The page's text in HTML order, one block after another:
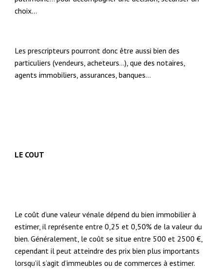
choix…
Les prescripteurs pourront donc être aussi bien des
particuliers (vendeurs, acheteurs…), que des notaires,
agents immobiliers, assurances, banques…
LE COUT
Le coût d’une valeur vénale dépend du bien immobilier à
estimer, il représente entre 0,25 et 0,50% de la valeur du
bien. Généralement, le coût se situe entre 500 et 2500 €,
cependant il peut atteindre des prix bien plus importants
lorsqu’il s’agit d’immeubles ou de commerces à estimer.